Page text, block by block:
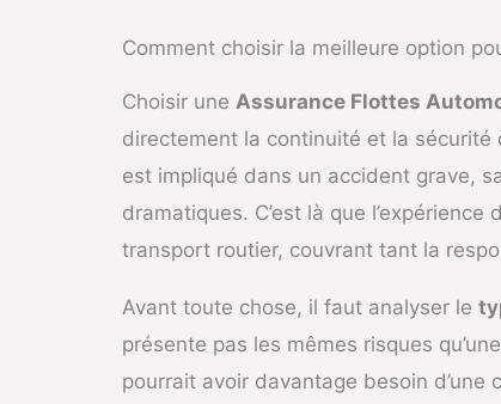
Comment choisir la meilleure option
Choisir une Assurance Flottes
directement la continuité et la sécurité
est impliqué dans un accident grave,
dramatiques. C’est là que
transport routier, couvrant tant la
Avant toute chose, il faut analyser le
présente pas les mêmes risques
pourrait avoir davantage besoin